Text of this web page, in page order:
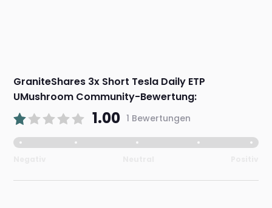
GraniteShares 3x Short Tesla Daily ETP
UMushroom Community-Bewertung:
1.00 1 Bewertungen